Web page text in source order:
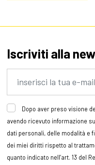
Iscriviti alla
Dopo aver preso visione
avendo ricevuto informazione
dati personali, delle modalità e
dei miei diritti rispetto al
quanto indicato nell’art. 13 del